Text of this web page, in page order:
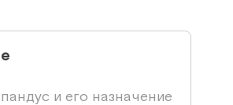
и его назначение